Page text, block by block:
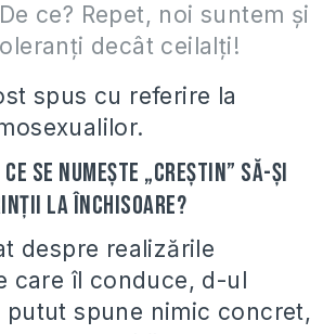
ce? Repet, noi suntem şi
decât ceilalţi!
spus cu referire la
ce se numeşte „creştin” să-şi
la închisoare?
despre realizările
care îl conduce, d-ul
putut spune nimic concret,